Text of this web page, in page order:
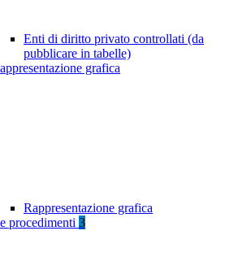
Enti di diritto privato controllati (da
pubblicare in tabelle)
grafica
Rappresentazione grafica
procedimenti 3